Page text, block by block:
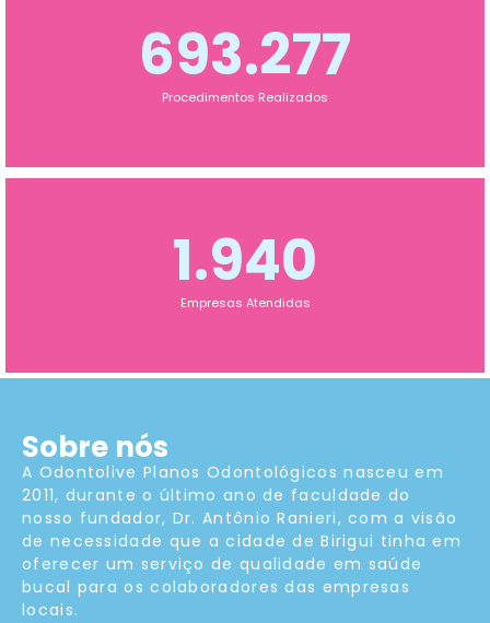
Procedimentos Realizados
693.277
Empresas Atendidas
1.940
Sobre nós
A Odontolive Planos Odontológicos nasceu em
2011, durante o último ano de faculdade do
nosso fundador, Dr. Antônio Ranieri, com a visão
de necessidade que a cidade de Birigui tinha em
oferecer um serviço de qualidade em saúde
bucal para os colaboradores das empresas
locais.